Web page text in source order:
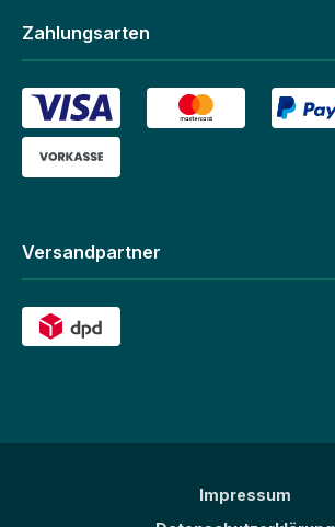
Zahlungsarten
Versandpartner
Impressum